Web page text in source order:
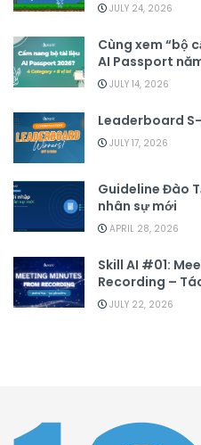
JULY 24, 2026
Cùng xem “bộ
AI Passport
JULY 14, 2026
Leaderboard
JULY 17, 2026
Guideline Đào
nhân sự mới
APRIL 28, 2026
Skill AI #01:
Recording –
JULY 22, 2026